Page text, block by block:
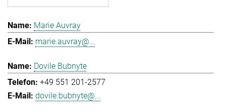
Marie Auvray
marie.auvray@...
Dovile Bubnyte
+49 551 201-2577
dovile.bubnyte@...